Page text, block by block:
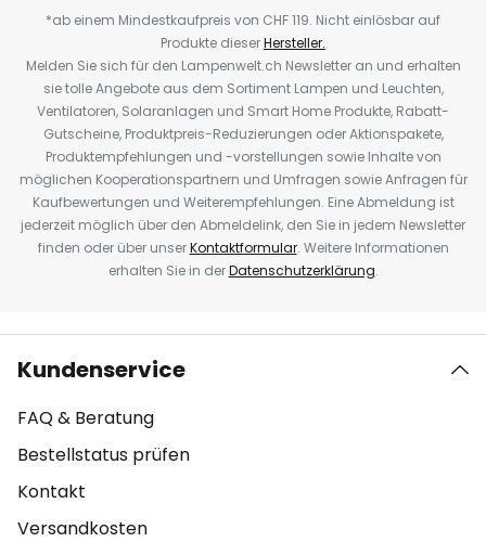
*ab einem Mindestkaufpreis von CHF 119. Nicht einlösbar auf
Produkte dieserHersteller.
Melden Sie sich für den Lampenwelt.ch Newsletter an und erhalten
sie tolle Angebote aus dem Sortiment Lampen und Leuchten,
Ventilatoren, Solaranlagen und Smart Home Produkte, Rabatt-
Gutscheine, Produktpreis-Reduzierungen oder Aktionspakete,
Produktempfehlungen und -vorstellungen sowie Inhalte von
möglichen Kooperationspartnern und Umfragen sowie Anfragen für
Kaufbewertungen und Weiterempfehlungen. Eine Abmeldung ist
jederzeit möglich über den Abmeldelink, den Sie in jedem Newsletter
finden oder über unserKontaktformular. Weitere Informationen
erhalten Sie in derDatenschutzerklärung.
Kundenservice
FAQ & Beratung
Bestellstatus prüfen
Kontakt
Versandkosten